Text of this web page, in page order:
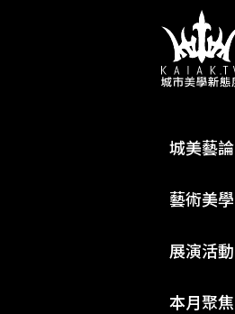
城美藝論
藝術美學
展演活動
本月聚焦